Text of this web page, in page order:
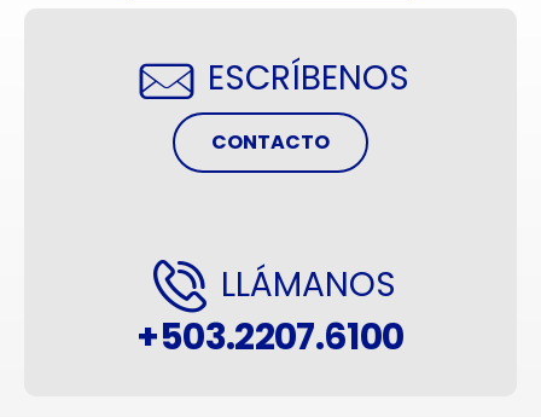
ESCRÍBENOS
CONTACTO
LLÁMANOS
+503.2207.6100